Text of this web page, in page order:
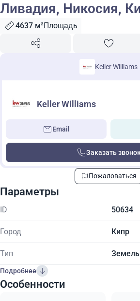
Ливадия, Никосия,
4637 м²Площадь
Keller Williams
Keller Williams
Email
Заказать
Пожаловаться
Параметры
ID 50634
Город Кипр
Тип
Подробнее
Особенности